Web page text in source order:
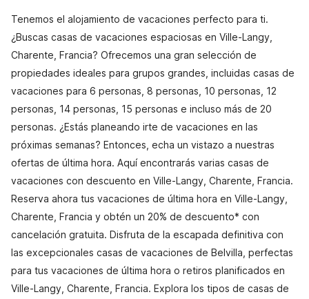
Tenemos el alojamiento de vacaciones perfecto para ti.
¿Buscas casas de vacaciones espaciosas en Ville-Langy,
Charente, Francia? Ofrecemos una gran selección de
propiedades ideales para grupos grandes, incluidas casas de
vacaciones para 6 personas, 8 personas, 10 personas, 12
personas, 14 personas, 15 personas e incluso más de 20
personas. ¿Estás planeando irte de vacaciones en las
próximas semanas? Entonces, echa un vistazo a nuestras
ofertas de última hora. Aquí encontrarás varias casas de
vacaciones con descuento en Ville-Langy, Charente, Francia.
Reserva ahora tus vacaciones de última hora en Ville-Langy,
Charente, Francia y obtén un 20% de descuento* con
cancelación gratuita. Disfruta de la escapada definitiva con
las excepcionales casas de vacaciones de Belvilla, perfectas
para tus vacaciones de última hora o retiros planificados en
Ville-Langy, Charente, Francia. Explora los tipos de casas de